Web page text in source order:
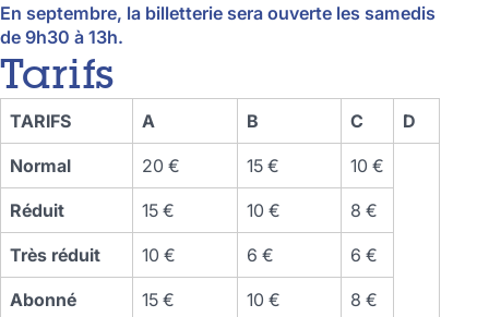
En septembre, la billetterie sera ouverte les samedis
de 9h30 à 13h.
Tarifs
TARIFS A B C D
Normal 20 € 15 € 10 €
Réduit 15 € 10 € 8 €
Très réduit 10 € 6 € 6 €
Abonné 15 € 10 € 8 €